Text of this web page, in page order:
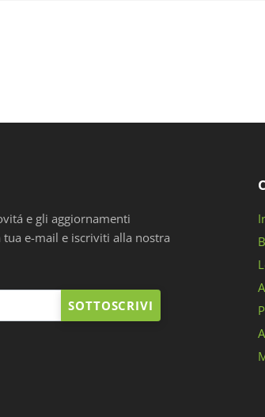
e gli aggiornamenti
e-mail e iscriviti alla nostra
SOTTOSCRIVI